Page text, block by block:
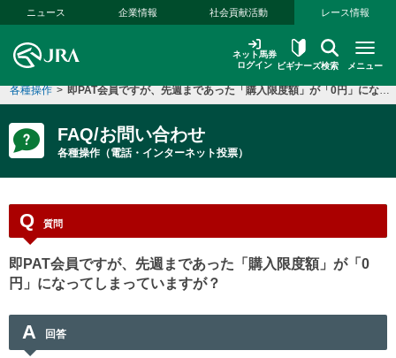
本文へ移動する
ニュース 企業情報 社会貢献活動 レース情報
ネット馬券
ログイン
ビギナーズ検索 メニュー
各種操作 > 即PAT会員ですが、先週まであった「購入限度額」が「0円」になってしまっていますが？
FAQ/お問い合わせ
各種操作（電話・インターネット投票）
Q 質問
即PAT会員ですが、先週まであった「購入限度額」が「0
円」になってしまっていますが？
A 回答